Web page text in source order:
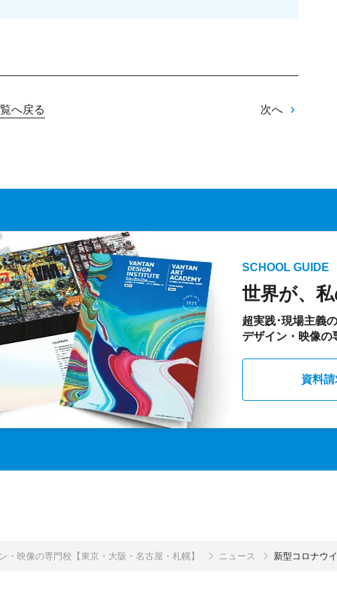
へ戻る 次へ
SCHOOL GUIDE
世界が、
超実践･現場主義の
デザイン・映像の
資料
映像の専門校【東京・大阪・名古屋・札幌】 ニュース 新型コロナウ